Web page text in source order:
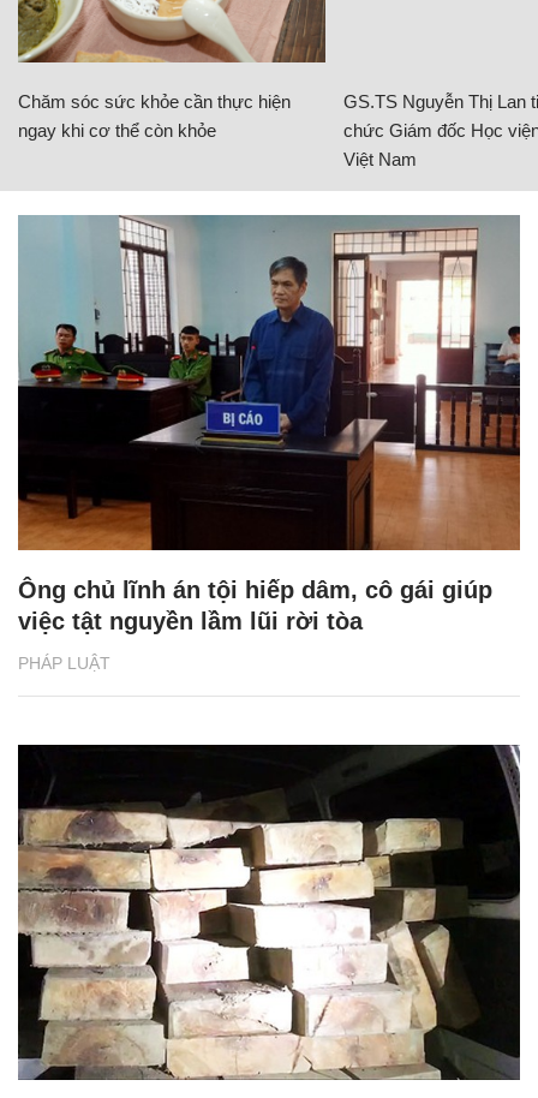
Chăm sóc sức khỏe cần thực hiện
ngay khi cơ thể còn khỏe
GS.TS Nguyễn Thị Lan
chức Giám đốc Học
Việt Nam
PHÁP LUẬT
Ông chủ lĩnh án tội hiếp dâm, cô gái giúp
việc tật nguyền lầm lũi rời tòa